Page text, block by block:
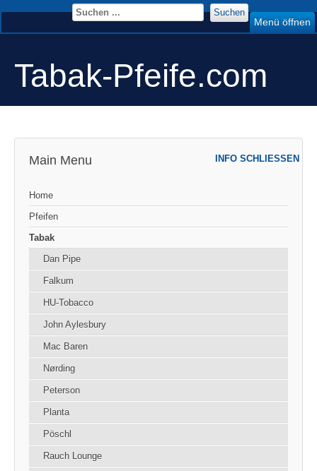
Tabak-Pfeife.com
Suchen
Menü öffnen
Main Menu
Home
Pfeifen
Tabak
Dan Pipe
Falkum
HU-Tobacco
John Aylesbury
Mac Baren
Nørding
Peterson
Planta
Pöschl
Rauch Lounge
INFO SCHLIESSEN